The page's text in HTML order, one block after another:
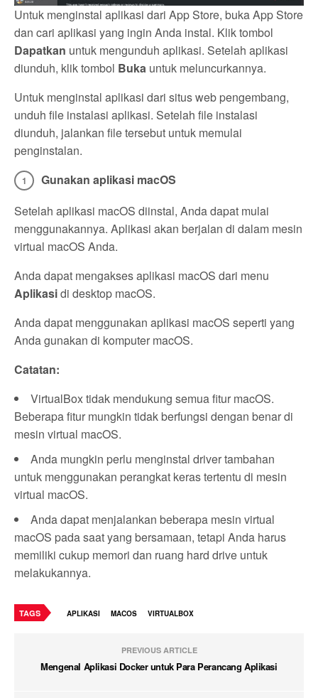
Untuk menginstal aplikasi dari App Store, buka App Store
dan cari aplikasi yang ingin Anda instal. Klik tombol
Dapatkan untuk mengunduh aplikasi. Setelah aplikasi
diunduh, klik tombol Buka untuk meluncurkannya.
Untuk menginstal aplikasi dari situs web pengembang,
unduh file instalasi aplikasi. Setelah file instalasi
diunduh, jalankan file tersebut untuk memulai
penginstalan.
Gunakan aplikasi macOS
Setelah aplikasi macOS diinstal, Anda dapat mulai
menggunakannya. Aplikasi akan berjalan di dalam mesin
virtual macOS Anda.
Anda dapat mengakses aplikasi macOS dari menu
Aplikasidi desktop macOS.
Anda dapat menggunakan aplikasi macOS seperti yang
Anda gunakan di komputer macOS.
Catatan:
VirtualBox tidak mendukung semua fitur macOS.
Beberapa fitur mungkin tidak berfungsi dengan benar di
mesin virtual macOS.
Anda mungkin perlu menginstal driver tambahan
untuk menggunakan perangkat keras tertentu di mesin
virtual macOS.
Anda dapat menjalankan beberapa mesin virtual
macOS pada saat yang bersamaan, tetapi Anda harus
memiliki cukup memori dan ruang hard drive untuk
melakukannya.
TAGS APLIKASI MACOS VIRTUALBOX
PREVIOUS ARTICLE
Mengenal Aplikasi Docker untuk Para Perancang Aplikasi